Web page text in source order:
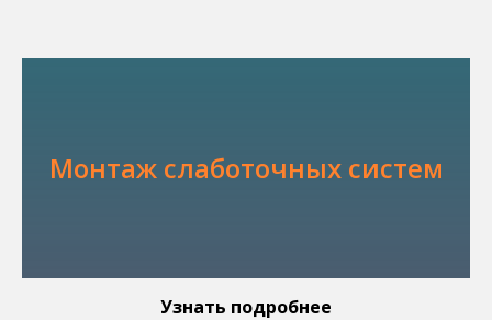
Монтаж слаботочных систем
Узнать подробнее